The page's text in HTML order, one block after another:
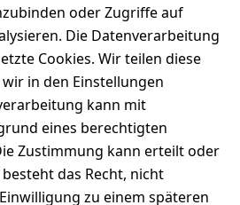
Bancha -
Hojicha,Grüntee
Teebeutel
oder Zugriffe auf
Die Datenverarbeitung
Cookies. Wir teilen diese
in den Einstellungen
kann mit
eines berechtigten
Zustimmung kann erteilt oder
das Recht, nicht
zu einem späteren